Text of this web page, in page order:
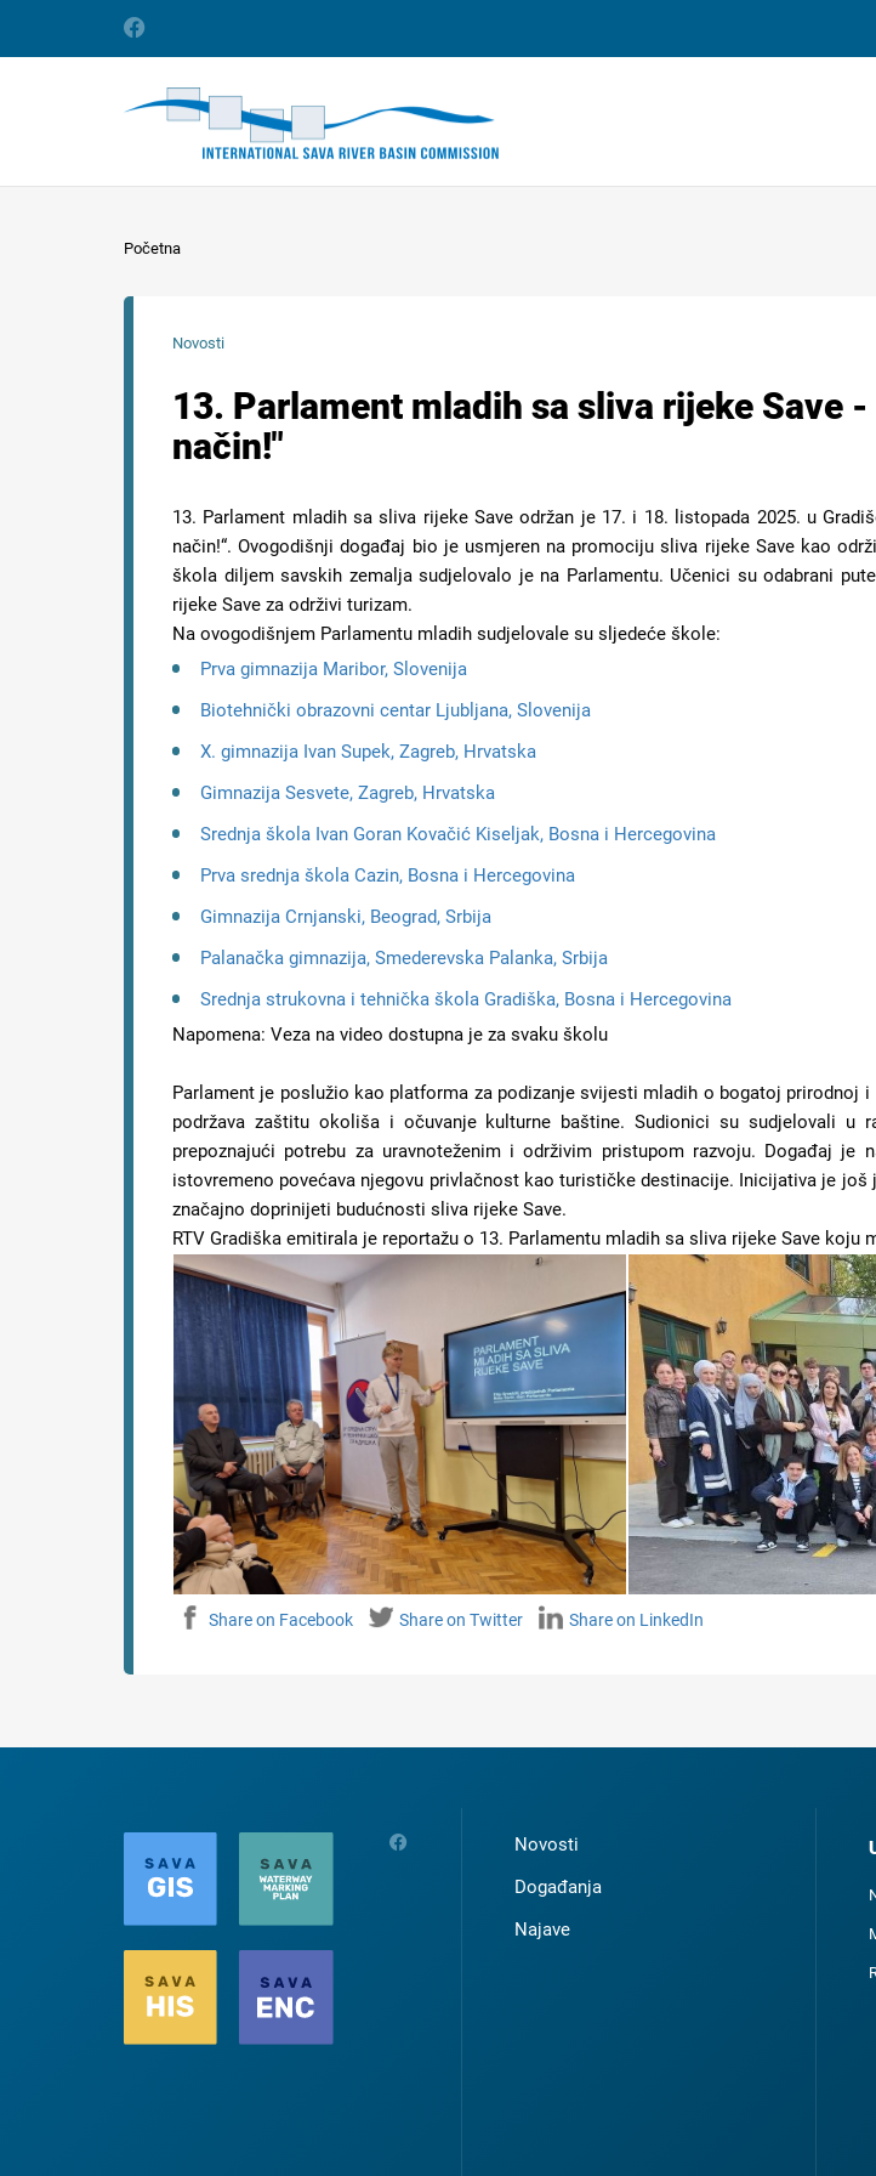
Početna
Novosti
13. Parlament mladih sa sliva rijeke Save
način!"
13. Parlament mladih sa sliva rijeke Save održan je 17. i 18. listopada 2025. u
način!“. Ovogodišnji događaj bio je usmjeren na promociju sliva rijeke Save kao
škola diljem savskih zemalja sudjelovalo je na Parlamentu. Učenici su odabrani
rijeke Save za održivi turizam.
Na ovogodišnjem Parlamentu mladih sudjelovale su sljedeće škole:
Prva gimnazija Maribor, Slovenija
Biotehnički obrazovni centar Ljubljana, Slovenija
X. gimnazija Ivan Supek, Zagreb, Hrvatska
Gimnazija Sesvete, Zagreb, Hrvatska
Srednja škola Ivan Goran Kovačić Kiseljak, Bosna i Hercegovina
Prva srednja škola Cazin, Bosna i Hercegovina
Gimnazija Crnjanski, Beograd, Srbija
Palanačka gimnazija, Smederevska Palanka, Srbija
Srednja strukovna i tehnička škola Gradiška, Bosna i Hercegovina
Napomena: Veza na video dostupna je za svaku školu
Parlament je poslužio kao platforma za podizanje svijesti mladih o bogatoj
podržava zaštitu okoliša i očuvanje kulturne baštine. Sudionici su sudjelovali u
prepoznajući potrebu za uravnoteženim i održivim pristupom razvoju. Događaj
istovremeno povećava njegovu privlačnost kao turističke destinacije. Inicijativa je
značajno doprinijeti budućnosti sliva rijeke Save.
RTV Gradiška emitirala je reportažu o 13. Parlamentu mladih sa sliva rijeke Save koju
Share on Facebook Share on Twitter Share on LinkedIn
Novosti
Događanja
Najave